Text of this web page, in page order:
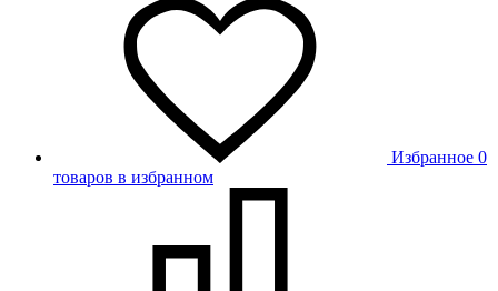
Избранное 0
товаров в избранном